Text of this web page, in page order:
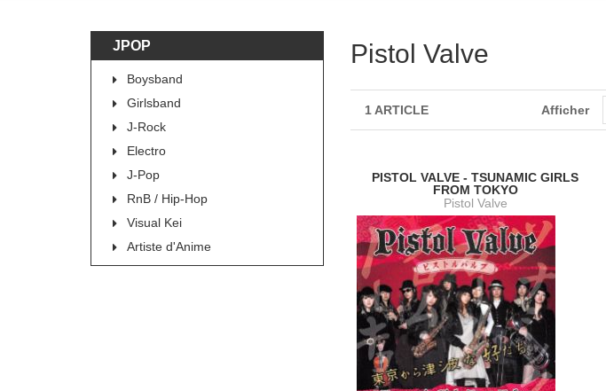
JPOP
Boysband
Girlsband
J-Rock
Electro
J-Pop
RnB / Hip-Hop
Visual Kei
Artiste d'Anime
Pistol Valve
1 ARTICLE Afficher
PISTOL VALVE - TSUNAMIC GIRLS
FROM TOKYO
Pistol Valve